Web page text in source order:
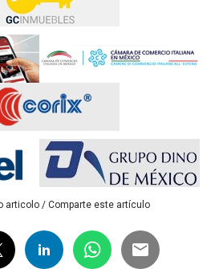
articolo / Comparte este artículo